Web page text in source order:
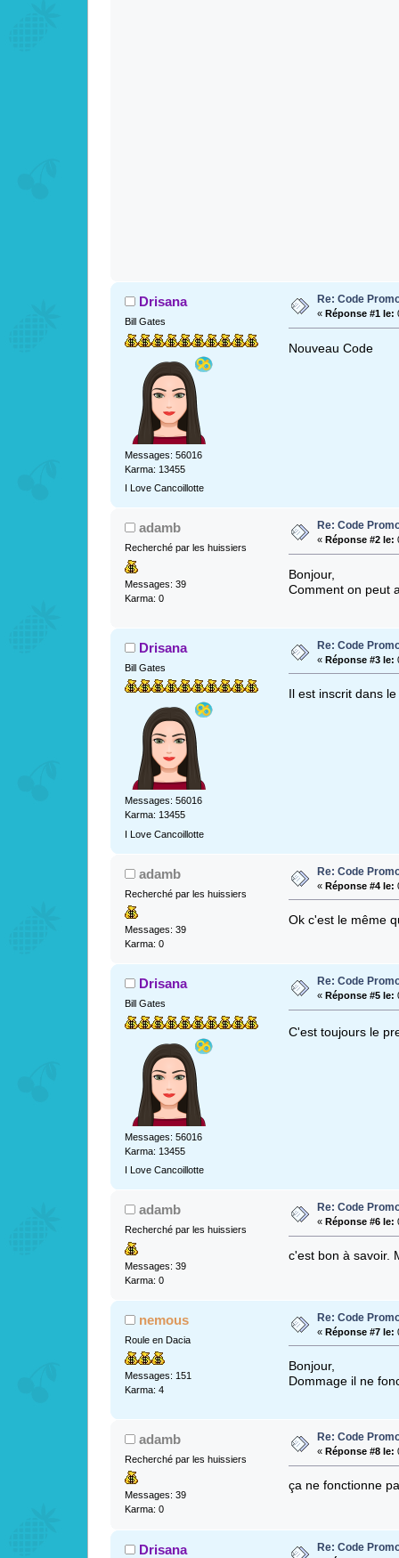
Drisana
Bill Gates
Messages: 56016
Karma: 13455
I Love Cancoillotte
Re: Code
« Réponse #1 le:
Nouveau Code
adamb
Recherché par les huissiers
Messages: 39
Karma: 0
Re: Code
« Réponse #2 le:
Bonjour,
Comment on peut
Drisana
Bill Gates
Messages: 56016
Karma: 13455
I Love Cancoillotte
Re: Code
« Réponse #3 le:
Il est inscrit dans
adamb
Recherché par les huissiers
Messages: 39
Karma: 0
Re: Code
« Réponse #4 le:
Ok c'est le même
Drisana
Bill Gates
Messages: 56016
Karma: 13455
I Love Cancoillotte
Re: Code
« Réponse #5 le:
C'est toujours le
adamb
Recherché par les huissiers
Messages: 39
Karma: 0
Re: Code
« Réponse #6 le:
c'est bon à savoir.
nemous
Roule en Dacia
Messages: 151
Karma: 4
Re: Code
« Réponse #7 le:
Bonjour,
Dommage il ne
adamb
Recherché par les huissiers
Messages: 39
Karma: 0
Re: Code
« Réponse #8 le:
ça ne fonctionne
Drisana Re: Code